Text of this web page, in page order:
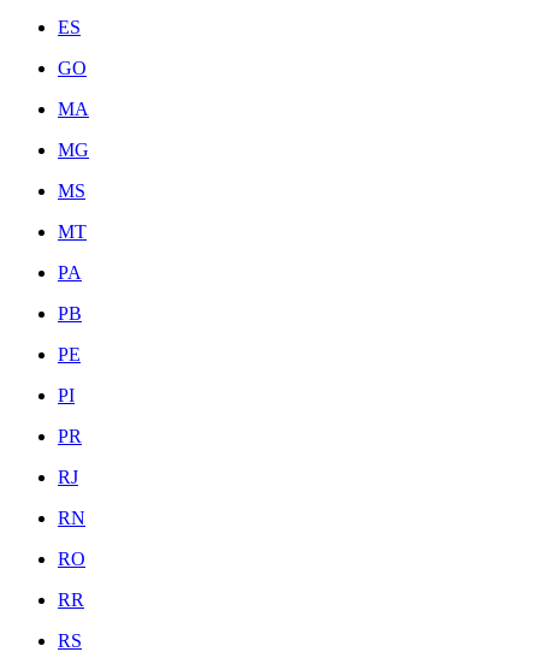
ES
GO
MA
MG
MS
MT
PA
PB
PE
PI
PR
RJ
RN
RO
RR
RS